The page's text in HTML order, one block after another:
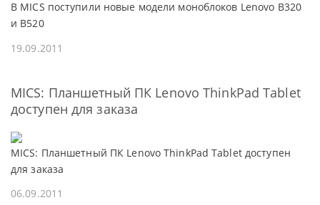
В MICS поступили новые модели моноблоков Lenovo В320
и B520
19.09.2011
MICS: Планшетный ПК Lenovo ThinkPad Tablet
доступен для заказа
MICS: Планшетный ПК Lenovo ThinkPad Tablet доступен
для заказа
06.09.2011